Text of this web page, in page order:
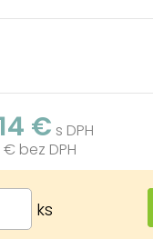
€ s DPH
€ bez DPH
ks